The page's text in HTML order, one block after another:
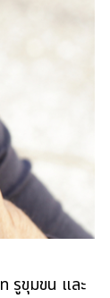
รูขุมขน และ